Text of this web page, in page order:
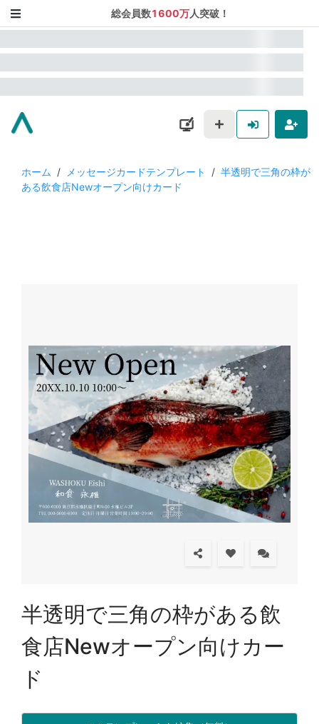
総会員数1600万人突破！
ホーム / メッセージカードテンプレート / 半透明で三角の枠が
ある飲食店Newオープン向けカード
半透明で三角の枠がある飲
食店Newオープン向けカー
ド